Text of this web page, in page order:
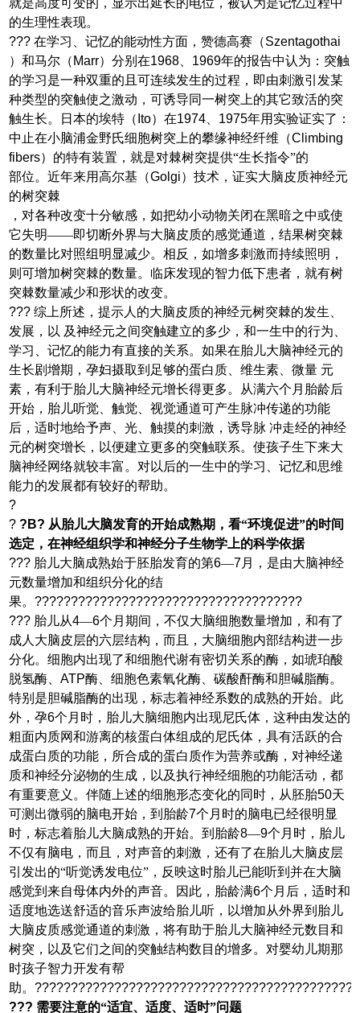
就是高度可变的，显示出延长的电位，被认为是记忆过程中
的生理性表现。
???在学习、记忆的能动性方面，赞德高赛（Szentagothai
）和马尔（ Marr）分别在1968 1969年的报告中认为：突触
的学习是一种双重的且可连续发生的过程，即由刺激引发某
种类型的突触使之激动，可诱导同一树突上的其它致活的突
触生长。日本的埃特（ Ito）在1974 1975年用实验证实了：
中止在小脑浦金野氏细胞树突上的攀缘神经纤维（Climbing
fibers）的特有装置，就是对棘树突提供“生长指令”的
部位。近年来用高尔基（Golgi）技术，证实大脑皮质神经元
的树突棘
，对各种改变十分敏感，如把幼小动物关闭在黑暗之中或使
它失明——即切断外界与大脑皮质的感觉通道，结果树突棘
的数量比对照组明显减少。相反，如增多刺激而持续照明，
则可增加树突棘的数量。临床发现的智力低下患者，就有树
突棘数量减少和形状的改变。
???综上所述，提示人的大脑皮质的神经元树突棘的发生、
发展， 以 及神经元之间突触建立的多少，和一生中的行为、
学习、记忆的能力有直接的关系。如果在胎儿大脑神经元的
生长剧增期，孕妇摄取到足够的蛋白质、维生素、微量 元
素，有利于胎儿大脑神经元增长得更多。从满六个月胎龄后
开始，胎儿听觉、触觉、视觉通道可产生脉冲传递的功能
后，适时地给予声、光、触摸的刺激，诱导脉 冲走经的神经
元的树突增长，以便建立更多的突触联系。使孩子生下来大
脑神经网络就较丰富。对以后的一生中的学习、记忆和思维
能力的发展都有较好的帮助。
?
?? B? 从胎儿大脑发育的开始成熟期，看“环境促进”的时间
选定，在神经组织学和神经分子生物学上的科学依据
??? 胎儿大脑成熟始于胚胎发育的第6—7月，是由大脑神经
元数量增加和组织分化的结
果。?????????????????????????????????????
??? 胎儿从4—6个月期间，不仅大脑细胞数量增加，和有了
成人大脑皮层的六层结构，而且，大脑细胞内部结构进一步
分化。细胞内出现了和细胞代谢有密切关系的酶，如琥珀酸
脱氢酶、ATP酶、细胞色素氧化酶、碳酸酐酶和胆碱脂酶。
特别是胆碱脂酶的出现，标志着神经系数的成熟的开始。此
外，孕6个月时，胎儿大脑细胞内出现尼氏体，这种由发达的
粗面内质网和游离的核蛋白体组成的尼氏体，具有活跃的合
成蛋白质的功能，所合成的蛋白质作为营养或酶，对神经递
质和神经分泌物的生成，以及执行神经细胞的功能活动，都
有重要意义。伴随上述的细胞形态变化的同时，从胚胎50天
可测出微弱的脑电开始，到胎龄7个月时的脑电已经很明显
时，标志着胎儿大脑成熟的开始。到胎龄8—9个月时，胎儿
不仅有脑电，而且，对声音的刺激，还有了在胎儿大脑皮层
引发出的“听觉诱发电位”，反映这时胎儿已能听到并在大脑
感觉到来自母体内外的声音。因此，胎龄满6个月后，适时和
适度地选送舒适的音乐声波给胎儿听，以增加从外界到胎儿
大脑皮质感觉通道的刺激，将有助于胎儿大脑神经元数目和
树突，以及它们之间的突触结构数目的增多。对婴幼儿期那
时孩子智力开发有帮
助。
??? 需要注意的“适宜、适度、适时”问题